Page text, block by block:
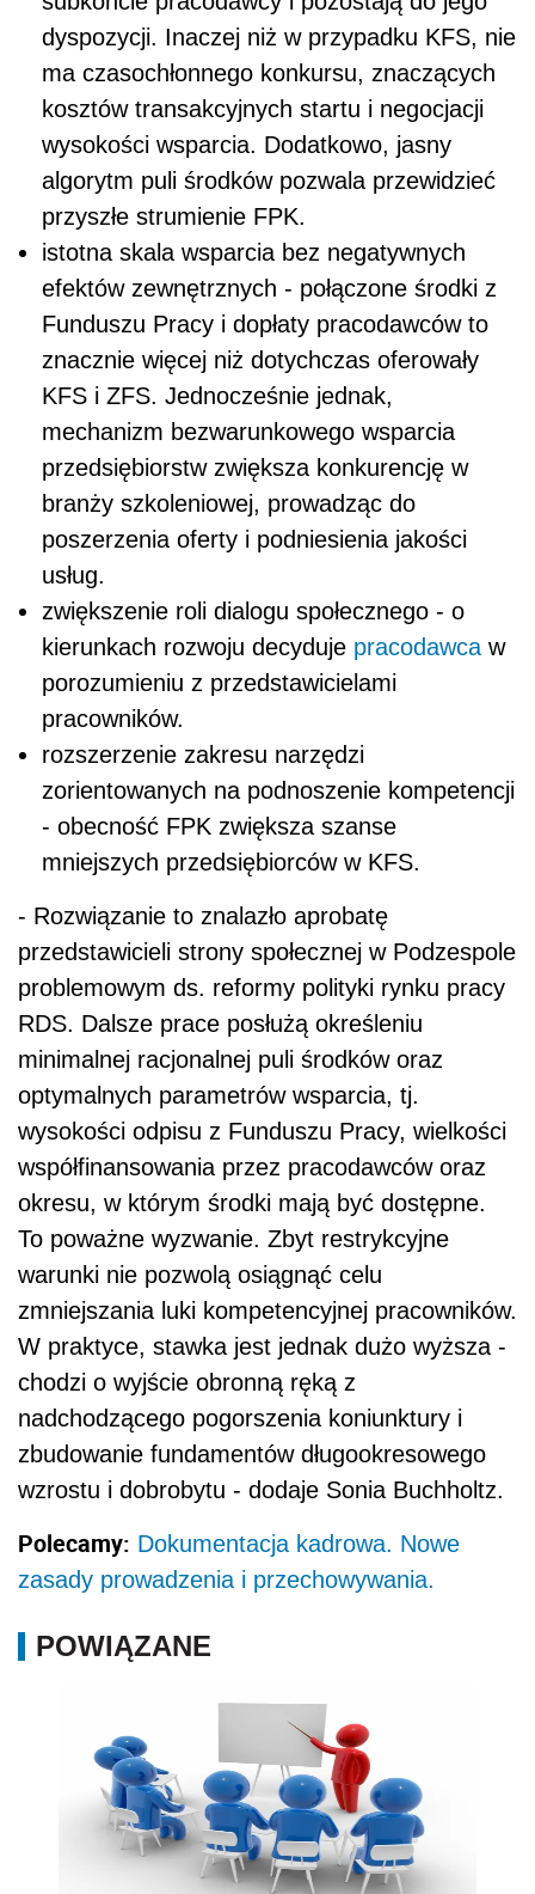
dyspozycji. Inaczej niż w przypadku KFS, nie
ma czasochłonnego konkursu, znaczących
kosztów transakcyjnych startu i negocjacji
wysokości wsparcia. Dodatkowo, jasny
algorytm puli środków pozwala przewidzieć
przyszłe strumienie FPK.
istotna skala wsparcia bez negatywnych
efektów zewnętrznych - połączone środki z
Funduszu Pracy i dopłaty pracodawców to
znacznie więcej niż dotychczas oferowały
KFS i ZFS. Jednocześnie jednak,
mechanizm bezwarunkowego wsparcia
przedsiębiorstw zwiększa konkurencję w
branży szkoleniowej, prowadząc do
poszerzenia oferty i podniesienia jakości
usług.
zwiększenie roli dialogu społecznego - o
kierunkach rozwoju decyduje pracodawca w
porozumieniu z przedstawicielami
pracowników.
rozszerzenie zakresu narzędzi
zorientowanych na podnoszenie kompetencji
- obecność FPK zwiększa szanse
mniejszych przedsiębiorców w KFS.
- Rozwiązanie to znalazło aprobatę
przedstawicieli strony społecznej w Podzespole
problemowym ds. reformy polityki rynku pracy
RDS. Dalsze prace posłużą określeniu
minimalnej racjonalnej puli środków oraz
optymalnych parametrów wsparcia, tj.
wysokości odpisu z Funduszu Pracy, wielkości
współfinansowania przez pracodawców oraz
okresu, w którym środki mają być dostępne.
To poważne wyzwanie. Zbyt restrykcyjne
warunki nie pozwolą osiągnąć celu
zmniejszania luki kompetencyjnej pracowników.
W praktyce, stawka jest jednak dużo wyższa -
chodzi o wyjście obronną ręką z
nadchodzącego pogorszenia koniunktury i
zbudowanie fundamentów długookresowego
wzrostu i dobrobytu - dodaje Sonia Buchholtz.
Polecamy: Dokumentacja kadrowa. Nowe
zasady prowadzenia i przechowywania.
POWIĄZANE